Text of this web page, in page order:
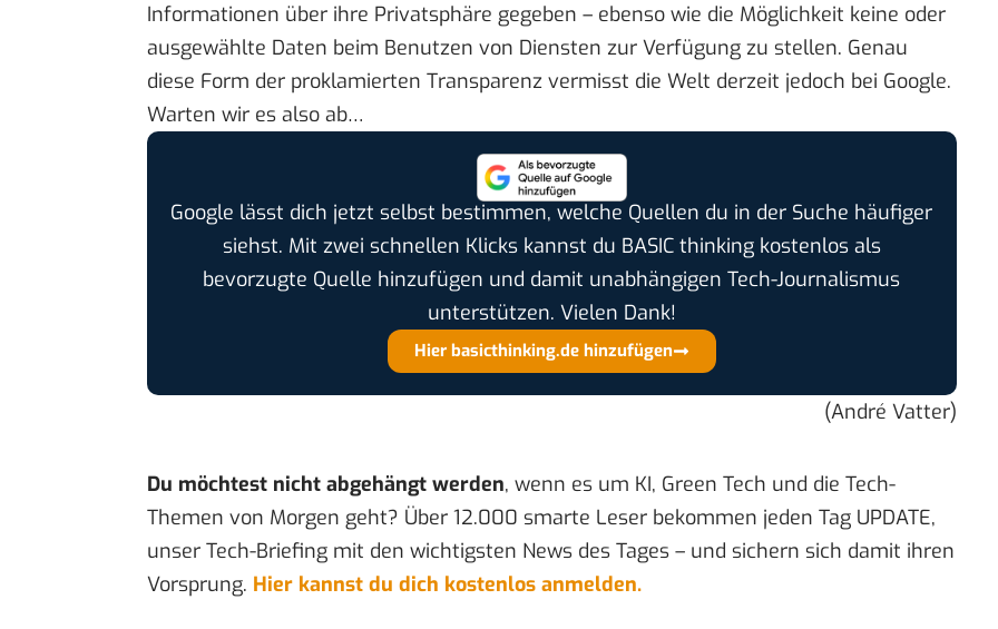
Informationen über ihre Privatsphäre gegeben – ebenso wie die Möglichkeit keine oder
ausgewählte Daten beim Benutzen von Diensten zur Verfügung zu stellen. Genau
diese Form der proklamierten Transparenz vermisst die Welt derzeit jedoch bei Google.
Warten wir es also ab…
Google lässt dich jetzt selbst bestimmen, welche Quellen du in der Suche häufiger
siehst. Mit zwei schnellen Klicks kannst du BASIC thinking kostenlos als
bevorzugte Quelle hinzufügen und damit unabhängigen Tech-Journalismus
unterstützen. Vielen Dank!
Hier basicthinking.de hinzufügen
(André Vatter)
Du möchtest nicht abgehängt werden, wenn es um KI, Green Tech und die Tech-
Themen von Morgen geht? Über 12.000 smarte Leser bekommen jeden Tag UPDATE,
unser Tech-Briefing mit den wichtigsten News des Tages – und sichern sich damit ihren
Vorsprung. Hier kannst du dich kostenlos anmelden.